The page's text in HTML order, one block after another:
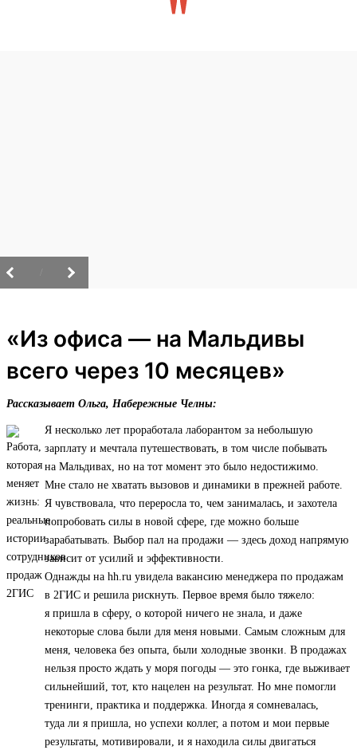
«Из офиса — на Мальдивы
всего через 10 месяцев»
Рассказывает Ольга, Набережные Челны:
Я несколько лет проработала лаборантом за небольшую
зарплату и мечтала путешествовать, в том числе побывать
на Мальдивах, но на тот момент это было недостижимо.
Мне стало не хватать вызовов и динамики в прежней работе.
Я чувствовала, что переросла то, чем занималась, и захотела
попробовать силы в новой сфере, где можно больше
зарабатывать. Выбор пал на продажи — здесь доход напрямую
зависит от усилий и эффективности.
Однажды на hh.ru увидела вакансию менеджера по продажам
в 2ГИС и решила рискнуть. Первое время было тяжело:
я пришла в сферу, о которой ничего не знала, и даже
некоторые слова были для меня новыми. Самым сложным для
меня, человека без опыта, были холодные звонки. В продажах
нельзя просто ждать у моря погоды — это гонка, где выживает
сильнейший, тот, кто нацелен на результат. Но мне помогли
тренинги, практика и поддержка. Иногда я сомневалась,
туда ли я пришла, но успехи коллег, а потом и мои первые
результаты, мотивировали, и я находила силы двигаться